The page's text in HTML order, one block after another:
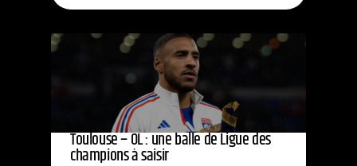
Toulouse – OL : une balle de Ligue des
champions à saisir